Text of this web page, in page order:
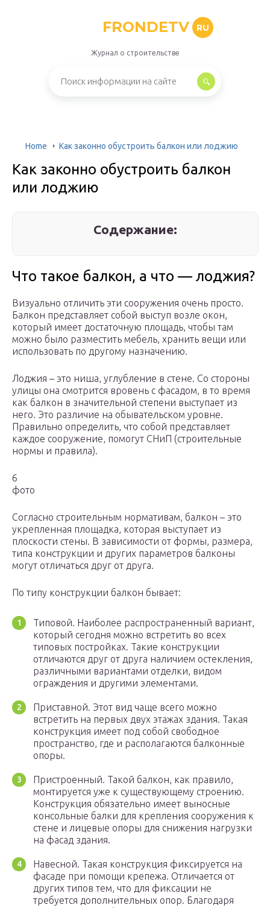
FRONDETV RU
Журнал о строительстве
Home Как законно обустроить балкон или лоджию
Как законно обустроить балкон
или лоджию
Содержание:
Что такое балкон, а что — лоджия?
Визуально отличить эти сооружения очень просто.
Балкон представляет собой выступ возле окон,
который имеет достаточную площадь, чтобы там
можно было разместить мебель, хранить вещи или
использовать по другому назначению.
Лоджия – это ниша, углубление в стене. Со стороны
улицы она смотрится вровень с фасадом, в то время
как балкон в значительной степени выступает из
него. Это различие на обывательском уровне.
Правильно определить, что собой представляет
каждое сооружение, помогут СНиП (строительные
нормы и правила).
6
фото
Согласно строительным нормативам, балкон – это
укрепленная площадка, которая выступает из
плоскости стены. В зависимости от формы, размера,
типа конструкции и других параметров балконы
могут отличаться друг от друга.
По типу конструкции балкон бывает:
Типовой. Наиболее распространенный вариант,
который сегодня можно встретить во всех
типовых постройках. Такие конструкции
отличаются друг от друга наличием остекления,
различными вариантами отделки, видом
ограждения и другими элементами.
Приставной. Этот вид чаще всего можно
встретить на первых двух этажах здания. Такая
конструкция имеет под собой свободное
пространство, где и располагаются балконные
опоры.
Пристроенный. Такой балкон, как правило,
монтируется уже к существующему строению.
Конструкция обязательно имеет выносные
консольные балки для крепления сооружения к
стене и лицевые опоры для снижения нагрузки
на фасад здания.
Навесной. Такая конструкция фиксируется на
фасаде при помощи крепежа. Отличается от
других типов тем, что для фиксации не
требуется дополнительных опор. Благодаря